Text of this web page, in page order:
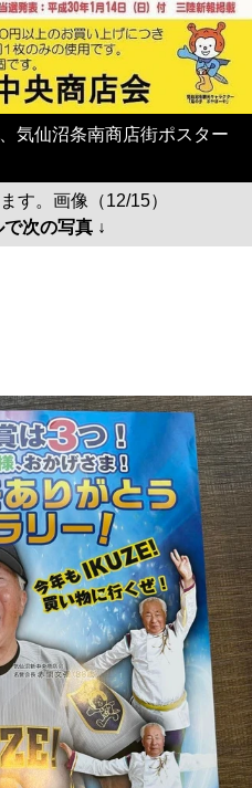
気仙沼条南商店街ポスター
す。画像（12/15）
次の写真 ↓